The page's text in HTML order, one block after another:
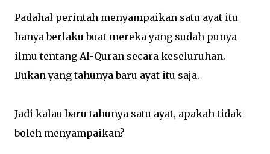
Padahal perintah menyampaikan satu ayat itu
hanya berlaku buat mereka yang sudah punya
ilmu tentang Al-Quran secara keseluruhan.
Bukan yang tahunya baru ayat itu saja.
Jadi kalau baru tahunya satu ayat, apakah tidak
boleh menyampaikan?